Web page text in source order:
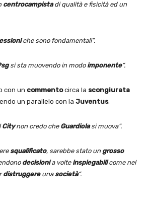
centrocampistadi qualità e fisicità ed un
che sono fondamentali”.
si sta muovendo in modo imponente“.
con un commentocirca la scongiurata
un parallelo con la Juventus:
Citynon credo che Guardiolasi muova”.
squalificato, sarebbe stato un grosso
decisionia volte inspiegabilicome nel
distruggereuna società“.